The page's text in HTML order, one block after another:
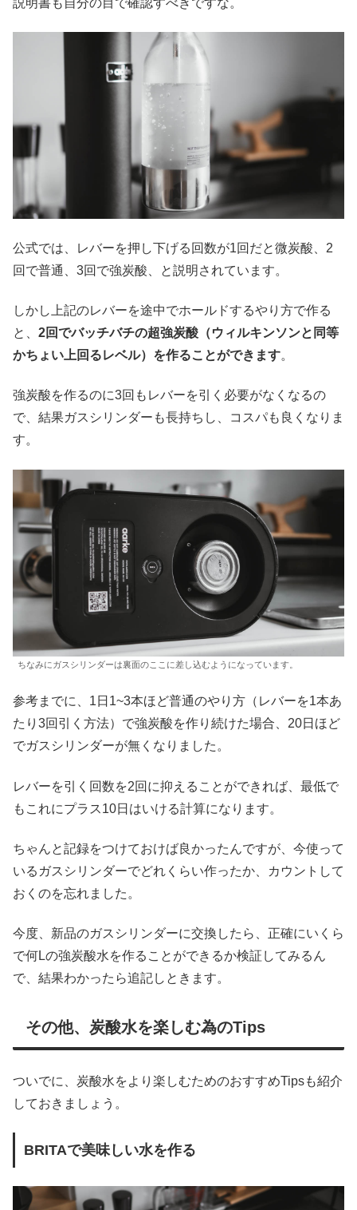
公式では、レバーを押し下げる回数が1回だと微炭酸、2
回で普通、3回で強炭酸、と説明されています。
しかし上記のレバーを途中でホールドするやり方で作る
と、 2回でバッチバチの超強炭酸（ウィルキンソンと同等
かちょい上回るレベル）を作ることができます。
強炭酸を作るのに3回もレバーを引く必要がなくなるの
で、結果ガスシリンダーも長持ちし、コスパも良くなりま
す。
ちなみにガスシリンダーは裏面のここに差し込むようになっています。
参考までに、1日1~3本ほど普通のやり方（レバーを1本あ
たり3回引く方法）で強炭酸を作り続けた場合、20日ほど
でガスシリンダーが無くなりました。
レバーを引く回数を2回に抑えることができれば、最低で
もこれにプラス10日はいける計算になります。
ちゃんと記録をつけておけば良かったんですが、今使って
いるガスシリンダーでどれくらい作ったか、カウントして
おくのを忘れました。
今度、新品のガスシリンダーに交換したら、正確にいくら
で何Lの強炭酸水を作ることができるか検証してみるん
で、結果わかったら追記しときます。
その他、炭酸水を楽しむ為のTips
ついでに、炭酸水をより楽しむためのおすすめTipsも紹介
しておきましょう。
BRITAで美味しい水を作る